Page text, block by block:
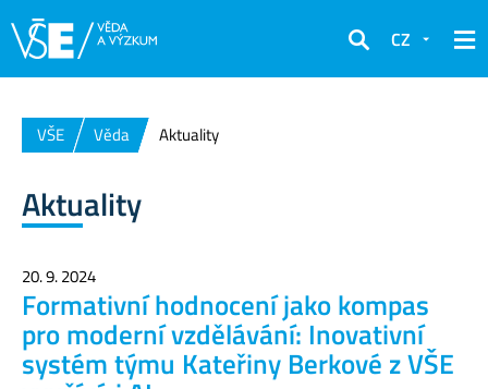
Hledat
CZ
VŠE Věda Aktuality
Aktuality
20. 9. 2024
Formativní hodnocení jako kompas
pro moderní vzdělávání: Inovativní
systém týmu Kateřiny Berkové z VŠE